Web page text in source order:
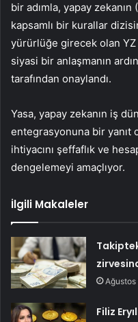
bir adımla, yapay zekanın
kapsamlı bir kurallar
yürürlüğe girecek olan YZ
siyasi bir anlaşmanın
tarafından onaylandı.
Yasa, yapay zekanın iş
entegrasyonuna bir yanıt
ihtiyacını şeffaflık ve
dengelemeyi amaçlıyor.
İlgili Makaleler
Filiz